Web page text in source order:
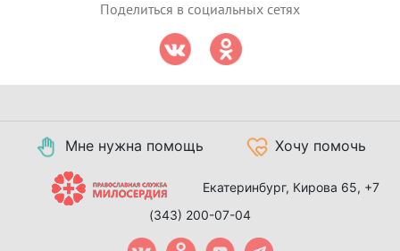
Поделиться в социальных сетях
Мне нужна помощь Хочу помочь
Екатеринбург, Кирова 65, +7
(343) 200-07-04